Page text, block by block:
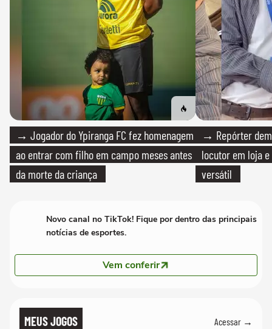
→ Jogador do Ypiranga FC fez homenagem
ao entrar com filho em campo meses antes
da morte da criança
→ Repórter
locutor em loja
versátil
Novo canal no TikTok! Fique por dentro das principais
notícias de esportes.
Vem conferir
MEUS JOGOS Acessar →